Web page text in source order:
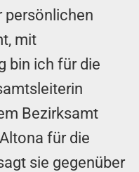
persönlichen
mit
bin ich für die
Bezirksamt
für die
sie gegenüber